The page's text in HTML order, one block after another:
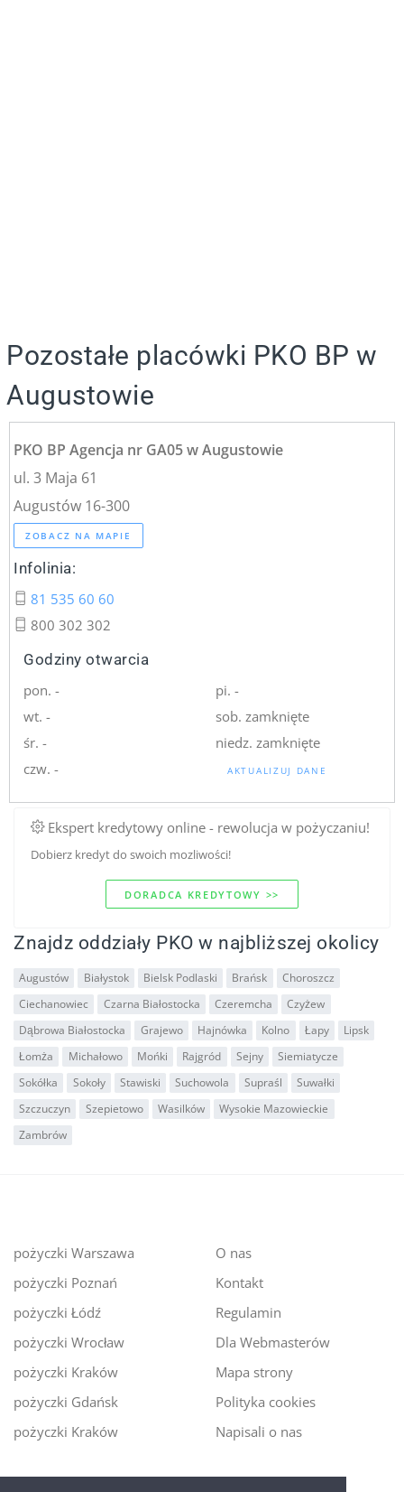
Pozostałe placówki PKO BP w
Augustowie
PKO BP Agencja nr GA05 w Augustowie
ul. 3 Maja 61
Augustów 16-300
ZOBACZ NA MAPIE
Infolinia:
81 535 60 60
800 302 302
Godziny otwarcia
pon. -
wt. -
śr. -
czw. -
pi. -
sob. zamknięte
niedz. zamknięte
AKTUALIZUJ DANE
Ekspert kredytowy online - rewolucja w pożyczaniu!
Dobierz kredyt do swoich mozliwości!
DORADCA KREDYTOWY >>
Znajdz oddziały PKO w najbliższej okolicy
Augustów Białystok Bielsk Podlaski Brańsk
Choroszcz
Ciechanowiec
Czarna Białostocka Czeremcha
Czyżew
Dąbrowa Białostocka
Grajewo Hajnówka Kolno Łapy
Lipsk
Łomża
Michałowo Mońki Rajgród Sejny
Siemiatycze
Sokółka
Sokoły Stawiski Suchowola Supraśl
Suwałki
Szczuczyn
Szepietowo Wasilków
Wysokie Mazowieckie
Zambrów
pożyczki Warszawa
pożyczki Poznań
pożyczki Łódź
pożyczki Wrocław
pożyczki Kraków
pożyczki Gdańsk
pożyczki Kraków
O nas
Kontakt
Regulamin
Dla Webmasterów
Mapa strony
Polityka cookies
Napisali o nas